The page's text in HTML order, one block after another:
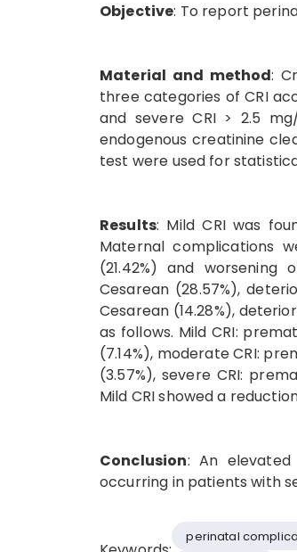
Objective: To report
Material and method:
three categories of CRI
and severe CRI > 2.5
endogenous creatinine
test were used for
Results: Mild CRI was
Maternal complications
(21.42%) and worsening
Cesarean (28.57%),
Cesarean (14.28%),
as follows. Mild CRI:
(7.14%), moderate CRI:
(3.57%), severe CRI:
Mild CRI showed a
Conclusion: An
occurring in patients with
perinatal